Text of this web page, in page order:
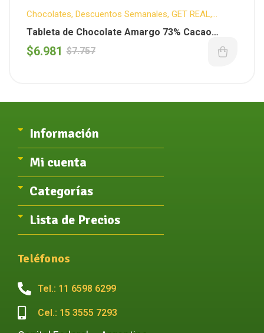
Chocolates, Descuentos Semanales, GET REAL ,
Organicos,Vegano
Tableta de Chocolate Amargo 73% Cacao
Orgánica x 70GS ( Get Real )
$7.757
$6.981
Información
Mi cuenta
Categorías
Lista de Precios
Teléfonos
Tel.: 11 6598 6299
Cel.: 15 3555 7293